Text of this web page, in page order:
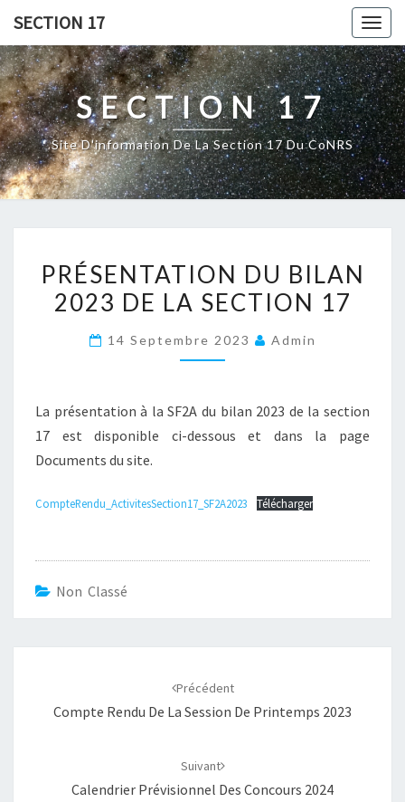
content
SECTION 17
SECTION 17
Site D'information De La Section 17 Du CoNRS
DU
BILAN
PRÉSENTATION DU BILAN
2023 DE LA SECTION 17
14 Septembre 2023 Admin
La présentation à la SF2A du bilan 2023 de la section
17 est disponible ci-dessous et dans la page
Documents du site.
CompteRendu_ActivitesSection17_SF2A2023 Télécharger
Non Classé
Précédent
Compte Rendu De La Session De Printemps 2023
Suivant
Calendrier Prévisionnel Des Concours 2024